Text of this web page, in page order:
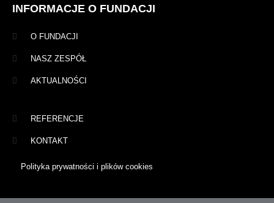
INFORMACJE O FUNDACJI
O FUNDACJI
NASZ ZESPÓŁ
AKTUALNOŚCI
REFERENCJE
KONTAKT
Polityka prywatności i plików cookies